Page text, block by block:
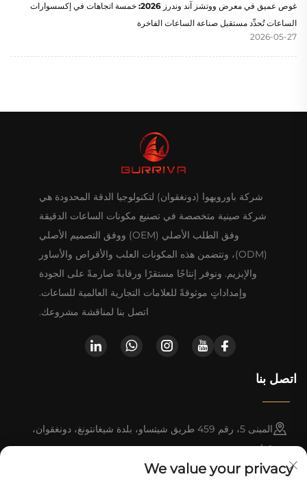
غوص عميق في معرض ووتشز آند وندرز 2026: خمسة اتجاهات في إكسسوارات
الساعات تُحدِّد مستقبل صناعة الساعات الفاخرة
2026-05-27
شركة باورويهوا (دونغقوان) لتكنولوجيا الدقة المحدودة هي
شركة صينية متخصصة في تصنيع مكونات الساعات الدقيقة
وفق الطلب الأصلي (OEM) ووفق التصميم الأصلي
(ODM)، وتتضمن هذه المكونات العلب والأقراص والأساور
والإبزيم. ونوفر إنتاجًا مستقرًا ورقابةً صارمةً على الجودة
وإمداداتٍ موثوقةً للعلامات التجارية العالمية للساعات.
اتصل بنا لمناقشة مشروعك.
اتصل بنا
المبنى 5، رقم 459 طريق شيتساو، بلدة شيغانتونغ، دونغقوان،
قوانغدونغ
We value your privacy